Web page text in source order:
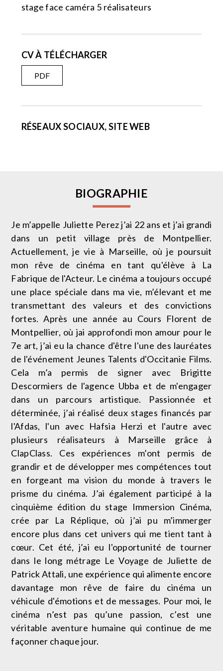
stage face caméra 5 réalisateurs
CV À TÉLÉCHARGER
PDF
RÉSEAUX SOCIAUX, SITE WEB
BIOGRAPHIE
Je m’appelle Juliette Perez j’ai 22 ans et j’ai grandi
dans un petit village près de Montpellier.
Actuellement, je vie à Marseille, où je poursuit
mon rêve de cinéma en tant qu'élève à La
Fabrique de l'Acteur. Le cinéma a toujours occupé
une place spéciale dans ma vie, m’élevant et me
transmettant des valeurs et des convictions
fortes. Après une année au Cours Florent de
Montpellier, où jai approfondi mon amour pour le
7e art, j’ai eu la chance d'être l'une des lauréates
de l'événement Jeunes Talents d'Occitanie Films.
Cela m’a permis de signer avec Brigitte
Descormiers de l'agence Ubba et de m'engager
dans un parcours artistique. Passionnée et
déterminée, j’ai réalisé deux stages financés par
l'Afdas, l'un avec Hafsia Herzi et l'autre avec
plusieurs réalisateurs à Marseille grâce à
ClapClass. Ces expériences m’ont permis de
grandir et de développer mes compétences tout
en forgeant ma vision du monde à travers le
prisme du cinéma. J’ai également participé à la
cinquième édition du stage Immersion Cinéma,
crée par La Réplique, où j’ai pu m’immerger
encore plus dans cet univers qui me tient tant à
cœur. Cet été, j’ai eu l'opportunité de tourner
dans le long métrage Le Voyage de Juliette de
Patrick Attali, une expérience qui alimente encore
davantage mon rêve de faire du cinéma un
véhicule d'émotions et de messages. Pour moi, le
cinéma n’est pas qu’une passion, c’est une
véritable aventure humaine qui continue de me
façonner chaque jour.